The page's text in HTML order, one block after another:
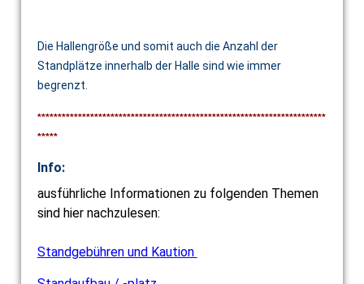
Die Hallengröße und somit auch die Anzahl der
Standplätze innerhalb der Halle sind wie immer
begrenzt.
***********************************************************************
*****
Info:
ausführliche Informationen zu folgenden Themen
sind hier nachzulesen:
Standgebühren und Kaution